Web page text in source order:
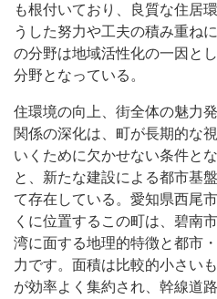
も根付いており、良質な住居
うした努力や工夫の積み重ね
の分野は地域活性化の一因と
分野となっている。
住環境の向上、街全体の魅力
関係の深化は、町が長期的な
いくために欠かせない条件と
と、新たな建設による都市基
て存在している。愛知県西尾
くに位置するこの町は、碧南
湾に面する地理的特徴と都市
力です。面積は比較的小さい
が効率よく集約され、幹線道